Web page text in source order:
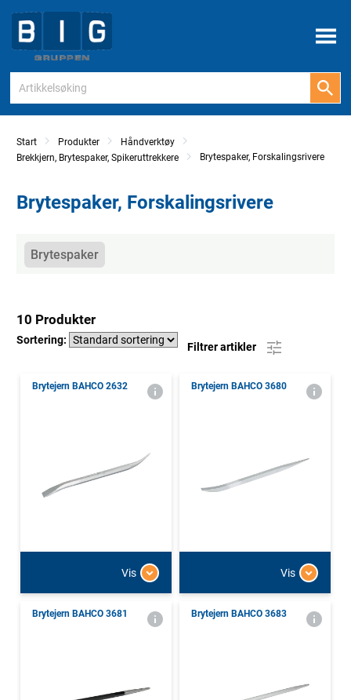
Meny
Start Produkter
Håndverktøy
Brekkjern, Brytespaker, Spikeruttrekkere
Brytespaker, Forskalingsrivere
Brytespaker, Forskalingsrivere
Kategorier
Brytespaker
10 Produkter
Sortering:
Filtrer artikler
Brytejern BAHCO 2632
Vis
Brytejern BAHCO 3680
Vis
Brytejern BAHCO 3681 Brytejern BAHCO 3683